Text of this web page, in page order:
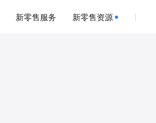
新零售服务 新零售资源